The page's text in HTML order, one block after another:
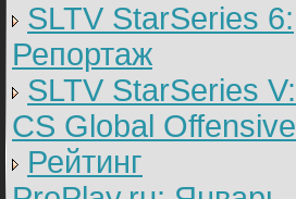
SLTV StarSeries 6:
Репортаж
SLTV StarSeries V:
CS Global Offensive
Рейтинг